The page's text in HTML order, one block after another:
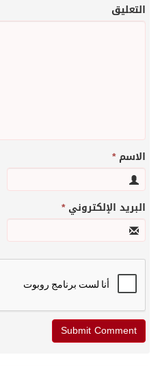
التعليق
الاسم*
البريد الإلكتروني*